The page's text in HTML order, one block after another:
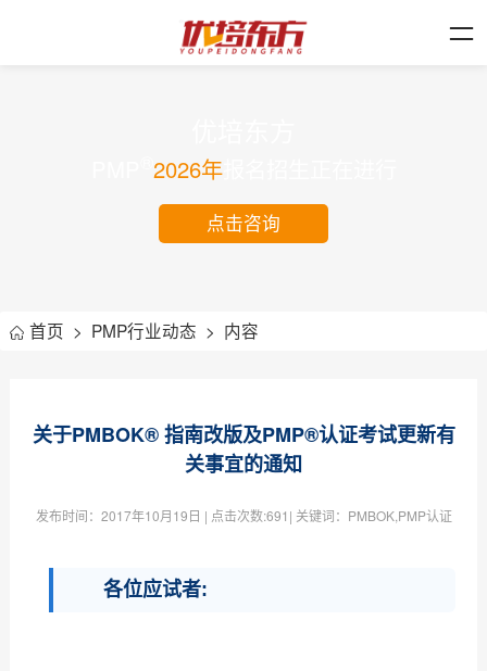
2026年报名招生正在进行
点击咨询
首页 > PMP行业动态 > 内容
关于PMBOK® 指南改版及PMP®认证考试更新有
关事宜的通知
发布时间： 2017年10月19日 | 点击次数:691| 关键词：PMBOK,PMP认证
各位应试者: